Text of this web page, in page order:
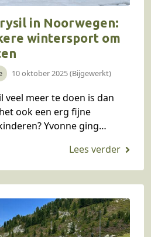
in Noorwegen:
wintersport om
10 oktober 2025 (Bijgewerkt)
veel meer te doen is dan
ook een erg fijne
Yvonne ging